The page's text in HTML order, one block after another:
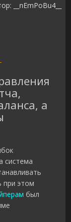
__nEmPoBu4__
а
система
при этом
был